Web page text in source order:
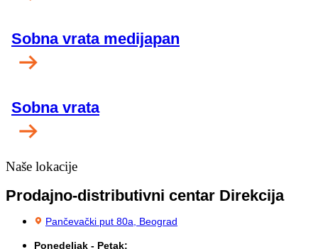
Sobna vrata medijapan
Sobna vrata
Naše lokacije
Prodajno-distributivni centar Direkcija
Pančevački put 80a, Beograd
Ponedeljak - Petak: